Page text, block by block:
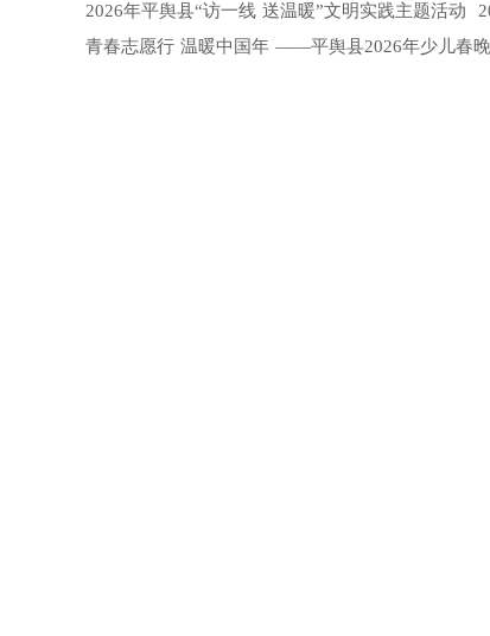
2026年平舆县“访一线 送温暖”文明实践主题活动
青春志愿行 温暖中国年 ——平舆县2026年少儿春